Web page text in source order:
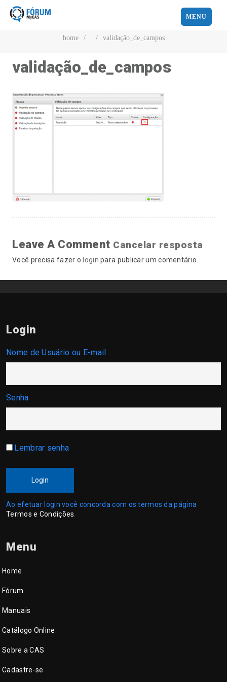
MENU
home / / validação_de_campos
validação_de_campos
Leave A Comment Cancelar resposta
Você precisa fazer o login para publicar um comentário.
Login
Nome de Usuário ou E-mail
Senha
Lembrar senha
Login
Ao efetuar login você concorda com os termos da página
Termos e Condições
Menu
Home
Fórum
Manuais
Catálogo Online
Sobre a CAS
Cadastre-se